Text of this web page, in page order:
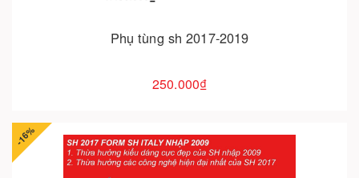
Phụ tùng sh 2017-2019
250.000₫
-16%